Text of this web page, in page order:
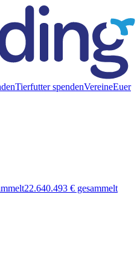
Tierfutter spendenVereineEuer
22.640.493 € gesammelt